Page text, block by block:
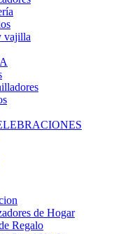
vajilla
de Hogar
Regalo